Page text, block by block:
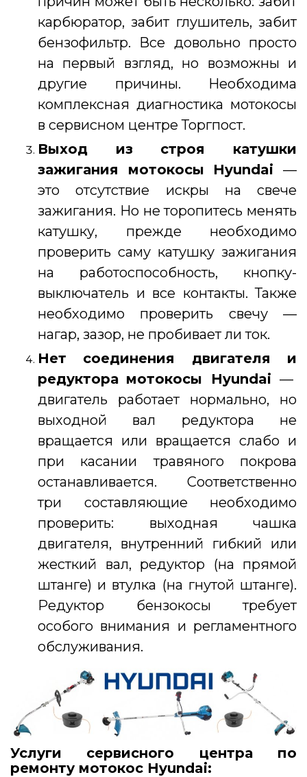
карбюратор, забит глушитель, забит
бензофильтр. Все довольно просто
на первый взгляд, но возможны и
другие причины. Необходима
комплексная диагностика мотокосы
в сервисном центре Торгпост.
Выход из строя катушки
зажигания мотокосы Hyundai —
это отсутствие искры на свече
зажигания. Но не торопитесь менять
катушку, прежде необходимо
проверить саму катушку зажигания
на работоспособность, кнопку-
выключатель и все контакты. Также
необходимо проверить свечу —
нагар, зазор, не пробивает ли ток.
Нет соединения двигателя и
редуктора мотокосы Hyundai—
двигатель работает нормально, но
выходной вал редуктора не
вращается или вращается слабо и
при касании травяного покрова
останавливается. Соответственно
три составляющие необходимо
проверить: выходная чашка
двигателя, внутренний гибкий или
жесткий вал, редуктор (на прямой
штанге) и втулка (на гнутой штанге).
Редуктор бензокосы требует
особого внимания и регламентного
обслуживания.
Услуги сервисного центра по
ремонту мотокос Hyundai: